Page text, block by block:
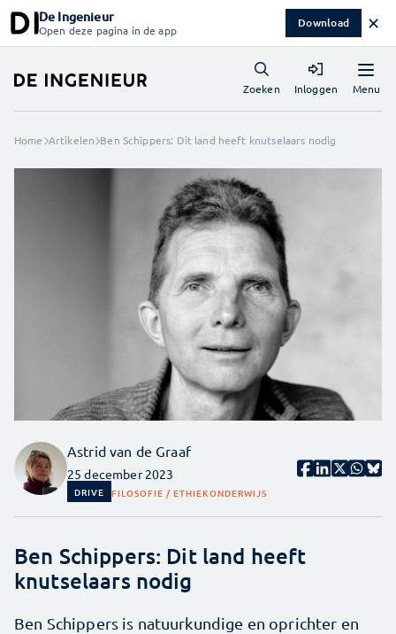
De Ingenieur
Open deze pagina in de app Download ✕
Menu
Zoeken Inloggen
Home Artikelen Ben Schippers: Dit land heeft knutselaars nodig
Astrid van de Graaf
25 december 2023
DRIVE FILOSOFIE / ETHIEKONDERWIJS
Ben Schippers: Dit land heeft
knutselaars nodig
Ben Schippers is natuurkundige en oprichter en